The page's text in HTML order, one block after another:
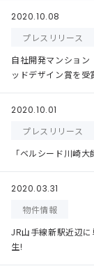
2020.10.08
プレスリリース
自社開発マンション
ッドデザイン賞を受
2020.10.01
プレスリリース
「ベルシード川崎
2020.03.31
物件情報
JR山手線新駅近辺
生!